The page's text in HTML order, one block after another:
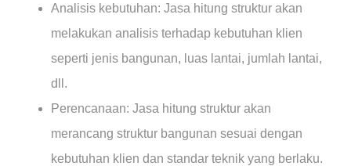
Analisis kebutuhan: Jasa hitung struktur akan
melakukan analisis terhadap kebutuhan klien
seperti jenis bangunan, luas lantai, jumlah lantai,
dll.
Perencanaan: Jasa hitung struktur akan
merancang struktur bangunan sesuai dengan
kebutuhan klien dan standar teknik yang berlaku.